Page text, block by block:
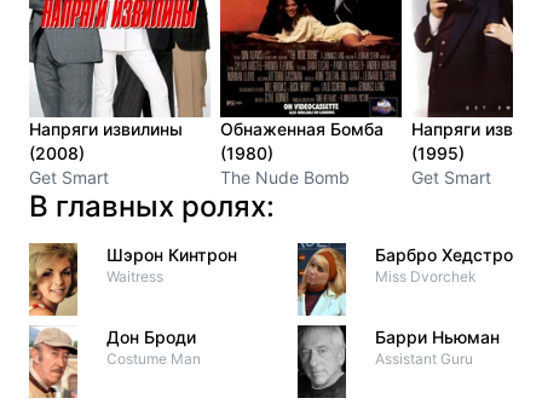
Напряги извилины
(2008)
Get Smart
Обнаженная Бомба
(1980)
The Nude Bomb
Напряги
(1995)
Get Smart
В главных ролях:
Шэрон Кинтрон
Waitress
Дон Броди
Costume Man
Барбро Хедстром
Miss Dvorchek
Барри Ньюман
Assistant Guru